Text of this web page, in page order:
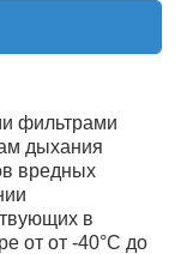
фильтрами
дыхания
вредных
в
от от -40°C до